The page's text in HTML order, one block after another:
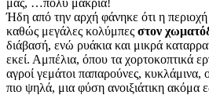
μας, …πολύ μακριά!
Ήδη από την αρχή φάνηκε ότι η περιοχή
καθώς μεγάλες κολύμπες στον
διάβασή, ενώ ρυάκια και μικρά
εκεί. Αμπέλια, όπου τα χορτοκοπτικά
αγροί γεμάτοι παπαρούνες, κυκλάμινα,
πιο ψηλά, μια φύση ανοιξιάτικη ακόμα